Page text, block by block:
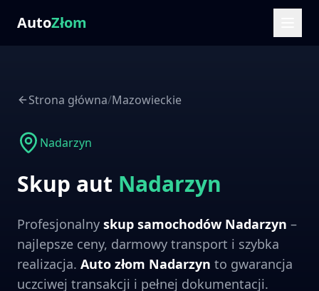
AutoZłom
Strona główna/Mazowieckie
Nadarzyn
Skup aut Nadarzyn
Profesjonalny skup samochodów Nadarzyn –
najlepsze ceny, darmowy transport i szybka
realizacja. Auto złom Nadarzyn to gwarancja
uczciwej transakcji i pełnej dokumentacji.